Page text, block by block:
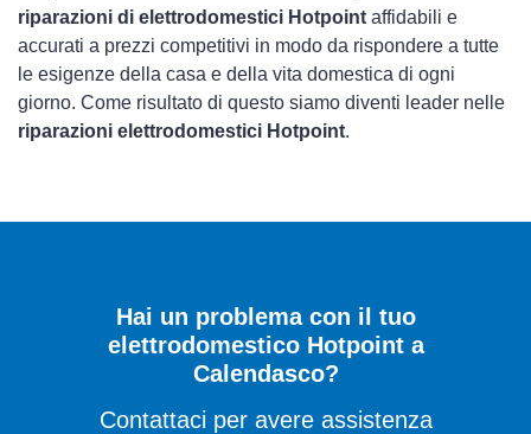
riparazioni di elettrodomestici Hotpoint affidabili e
accurati a prezzi competitivi in modo da rispondere a tutte
le esigenze della casa e della vita domestica di ogni
giorno. Come risultato di questo siamo diventi leader nelle
riparazioni elettrodomestici Hotpoint.
Hai un problema con il tuo
elettrodomestico Hotpoint a
Calendasco?
Contattaci per avere assistenza